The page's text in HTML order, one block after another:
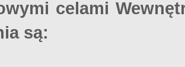
celami
są: